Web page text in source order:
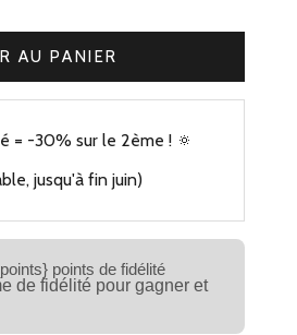
AU PANIER
= -30% sur le 2ème ! 🔅
jusqu'à fin juin)
points de fidélité
de fidélité pour gagner et